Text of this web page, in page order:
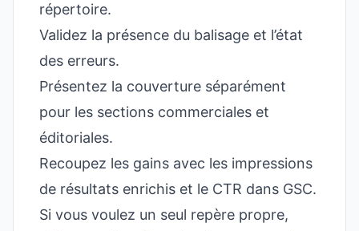
répertoire.
Validez la présence du balisage et l’état
des erreurs.
Présentez la couverture séparément
pour les sections commerciales et
éditoriales.
Recoupez les gains avec les impressions
de résultats enrichis et le CTR dans GSC.
Si vous voulez un seul repère propre,